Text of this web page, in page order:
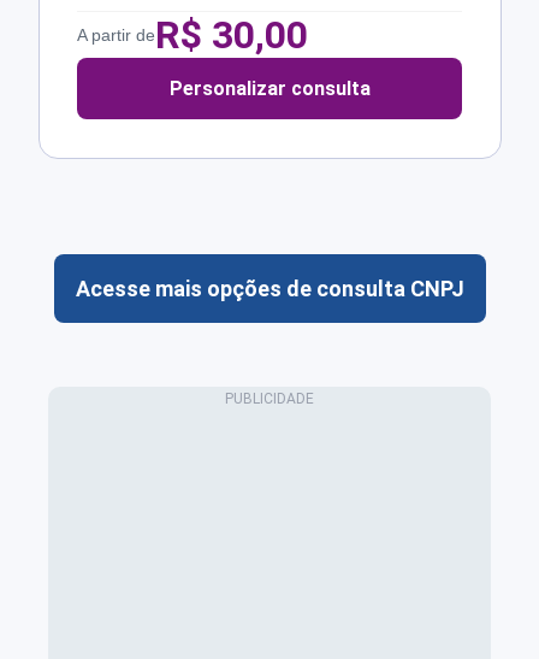
A partir deR$ 30,00
Personalizar consulta
Acesse mais opções de consulta CNPJ